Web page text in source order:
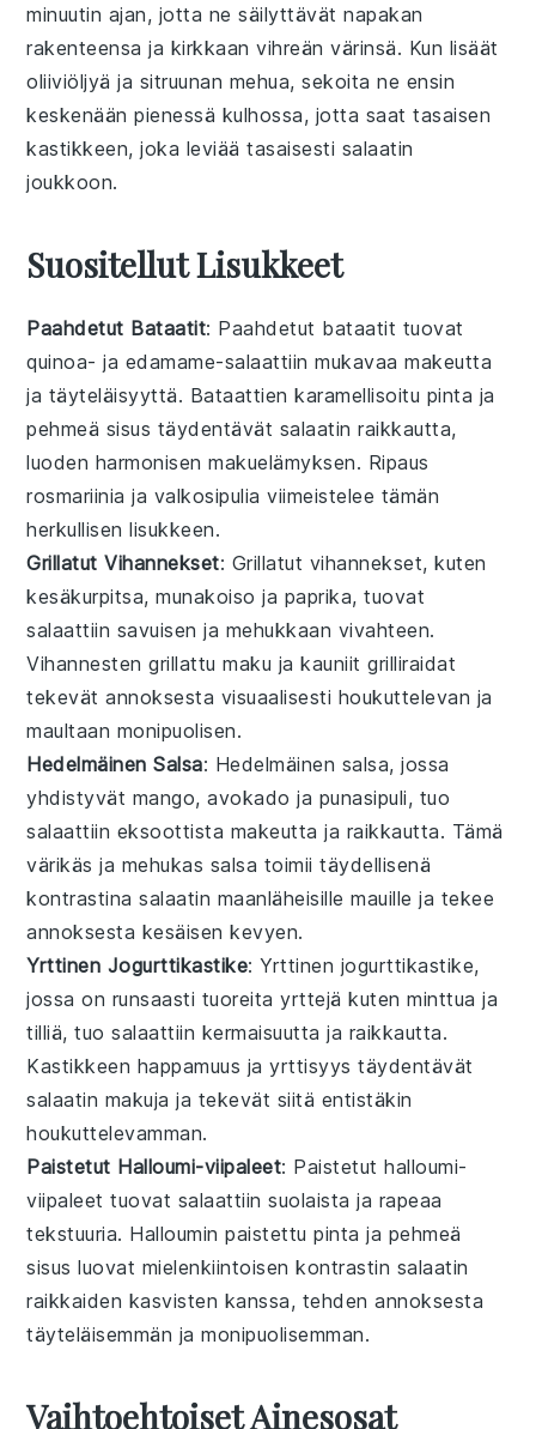
minuutin ajan, jotta ne säilyttävät napakan
rakenteensa ja kirkkaan vihreän värinsä. Kun lisäät
oliiviöljyä ja sitruunan mehua, sekoita ne ensin
keskenään pienessä kulhossa, jotta saat tasaisen
kastikkeen, joka leviää tasaisesti salaatin
joukkoon.
Suositellut Lisukkeet
Paahdetut Bataatit: Paahdetut bataatit tuovat
quinoa- ja edamame-salaattiin mukavaa makeutta
ja täyteläisyyttä. Bataattien karamellisoitu pinta ja
pehmeä sisus täydentävät salaatin raikkautta,
luoden harmonisen makuelämyksen. Ripaus
rosmariinia ja valkosipulia viimeistelee tämän
herkullisen lisukkeen.
Grillatut Vihannekset: Grillatut vihannekset, kuten
kesäkurpitsa,munakoiso ja paprika, tuovat
salaattiin savuisen ja mehukkaan vivahteen.
Vihannesten grillattu maku ja kauniit grilliraidat
tekevät annoksesta visuaalisesti houkuttelevan ja
maultaan monipuolisen.
Hedelmäinen Salsa: Hedelmäinen salsa, jossa
yhdistyvät mango,avokado ja punasipuli, tuo
salaattiin eksoottista makeutta ja raikkautta. Tämä
värikäs ja mehukas salsa toimii täydellisenä
kontrastina salaatin maanläheisille mauille ja tekee
annoksesta kesäisen kevyen.
Yrttinen Jogurttikastike: Yrttinen jogurttikastike,
jossa on runsaasti tuoreitayrttejä kutenminttua ja
tilliä, tuo salaattiin kermaisuutta ja raikkautta.
Kastikkeen happamuus ja yrttisyys täydentävät
salaatin makuja ja tekevät siitä entistäkin
houkuttelevamman.
Paistetut Halloumi-viipaleet: Paistetut halloumi-
viipaleet tuovat salaattiin suolaista ja rapeaa
tekstuuria. Halloumin paistettu pinta ja pehmeä
sisus luovat mielenkiintoisen kontrastin salaatin
raikkaiden kasvisten kanssa, tehden annoksesta
täyteläisemmän ja monipuolisemman.
Vaihtoehtoiset Ainesosat